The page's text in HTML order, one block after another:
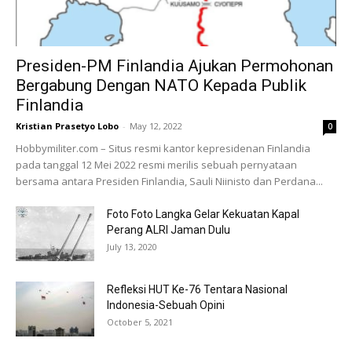
Presiden-PM Finlandia Ajukan Permohonan
Bergabung Dengan NATO Kepada Publik
Finlandia
Kristian Prasetyo Lobo - May 12, 2022 0
Hobbymiliter.com – Situs resmi kantor kepresidenan Finlandia
pada tanggal 12 Mei 2022 resmi merilis sebuah pernyataan
bersama antara Presiden Finlandia, Sauli Niinisto dan Perdana...
Foto Foto Langka Gelar Kekuatan Kapal
Perang ALRI Jaman Dulu
July 13, 2020
Refleksi HUT Ke-76 Tentara Nasional
Indonesia-Sebuah Opini
October 5, 2021